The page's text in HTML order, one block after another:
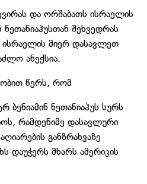
და ორშაბათს ისრაელის
ნეთანიაჰუსთან შეხვედრას
ისრაელის მიერ დასავლეთ
ანექსია.
წერს, რომ
ბენიამინ ნეთანიაჰუს სურს
რამდენიმე დასავლური
განზრახვაზე
მხარს ამერიკის